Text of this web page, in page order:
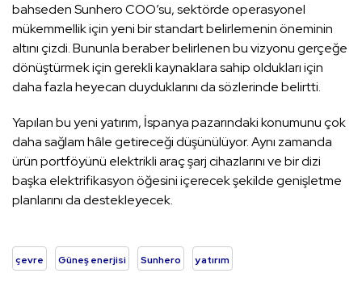
bahseden Sunhero COO’su, sektörde operasyonel
mükemmellik için yeni bir standart belirlemenin öneminin
altını çizdi. Bununla beraber belirlenen bu vizyonu gerçeğe
dönüştürmek için gerekli kaynaklara sahip oldukları için
daha fazla heyecan duyduklarını da sözlerinde belirtti.
Yapılan bu yeni yatırım, İspanya pazarındaki konumunu çok
daha sağlam hâle getireceği düşünülüyor. Aynı zamanda
ürün portföyünü elektrikli araç şarj cihazlarını ve bir dizi
başka elektrifikasyon öğesini içerecek şekilde genişletme
planlarını da destekleyecek.
çevre Güneş enerjisi Sunhero yatırım